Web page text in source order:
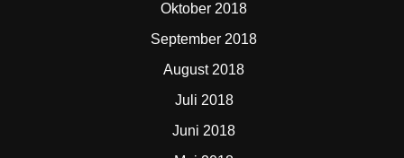
Oktober 2018
September 2018
August 2018
Juli 2018
Juni 2018